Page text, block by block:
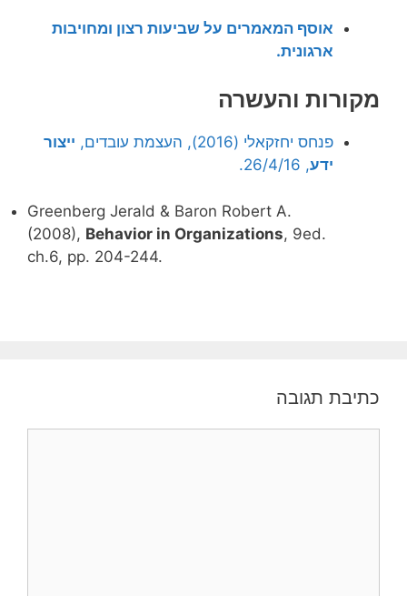
אוסף המאמרים על שביעות רצון ומחויבות
ארגונית.
מקורות והעשרה
פנחס יחזקאלי (2016), העצמת עובדים,
ייצור
ידע, 26/4/16.
Greenberg Jerald & Baron Robert A.
(2008), Behavior in Organizations, 9ed.
ch.6, pp. 204-244.
כתיבת תגובה